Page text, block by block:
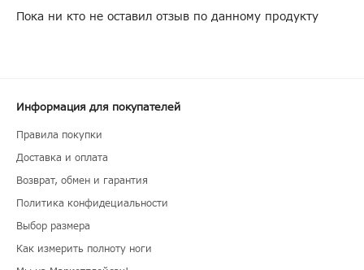
Пока ни кто не оставил отзыв по данному продукту
Информация для покупателей
Правила покупки
Доставка и оплата
Возврат, обмен и гарантия
Политика конфидециальности
Выбор размера
Как измерить полноту ноги